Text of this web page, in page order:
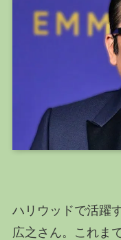
ハリウッドで活躍
広之さん。これま